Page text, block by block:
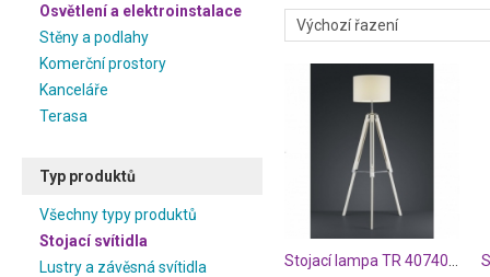
Osvětlení a elektroinstalace
Stěny a podlahy
Komerční prostory
Kanceláře
Terasa
Typ produktů
Všechny typy produktů
Stojací svítidla
Lustry a závěsná svítidla